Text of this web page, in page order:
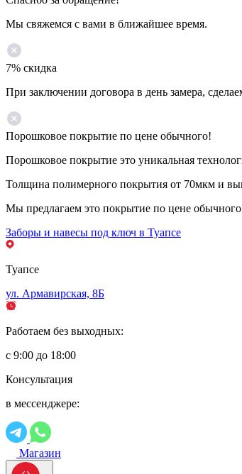
Мы свяжемся с вами в ближайшее время.
7% скидка
При заключении договора в день замера,
Порошковое покрытие по цене обычного!
Порошковое покрытие это уникальная
Толщина полимерного покрытия от 70мкм и
Мы предлагаем это покрытие по цене обычного
Заборы и навесы под ключ в Туапсе
Туапсе
ул. Армавирская, 8Б
Работаем без выходных:
с 9:00 до 18:00
Консультация
в мессенджере:
Магазин